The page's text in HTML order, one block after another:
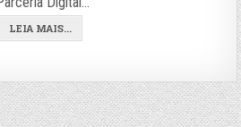
LEIA MAIS...